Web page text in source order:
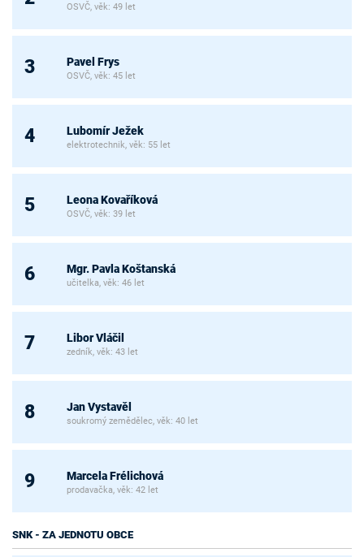
OSVČ, věk: 49 let
3 Pavel Frys
OSVČ, věk: 45 let
4 Lubomír Ježek
elektrotechnik, věk: 55 let
5 Leona Kovaříková
OSVČ, věk: 39 let
6 Mgr. Pavla Koštanská
učitelka, věk: 46 let
7 Libor Vláčil
zedník, věk: 43 let
8 Jan Vystavěl
soukromý zemědělec, věk: 40 let
9 Marcela Frélichová
prodavačka, věk: 42 let
SNK - ZA JEDNOTU OBCE